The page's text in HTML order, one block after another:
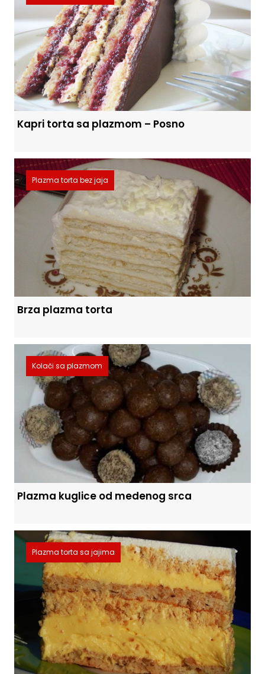
Kapri torta sa plazmom – Posno
Plazma torta bez jaja
Brza plazma torta
Kolači sa plazmom
Plazma kuglice od medenog srca
Plazma torta sa jajima